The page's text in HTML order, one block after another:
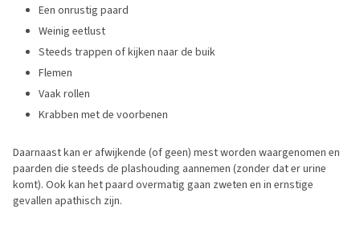
Een onrustig paard
Weinig eetlust
Steeds trappen of kijken naar de buik
Flemen
Vaak rollen
Krabben met de voorbenen
Daarnaast kan er afwijkende (of geen) mest worden waargenomen en
paarden die steeds de plashouding aannemen (zonder dat er urine
komt). Ook kan het paard overmatig gaan zweten en in ernstige
gevallen apathisch zijn.